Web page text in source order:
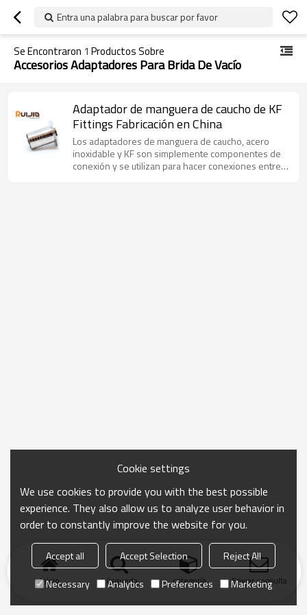
Entra una palabra para buscar por favor
Se Encontraron 1 Productos Sobre
Accesorios Adaptadores Para Brida De Vacío
Adaptador de manguera de caucho de KF
Fittings Fabricación en China
Los adaptadores de manguera de caucho, acero
inoxidable y KF son simplemente componentes de
conexión y se utilizan para hacer conexiones entre
Inicio búsqueda categoría Enviar consulta
Cookie settings
We use cookies to provide you with the best possible
experience. They also allow us to analyze user behavior in
order to constantly improve the website for you.
Accept all Accept Selection
Reject All
Necessary
Analytics Preferences Marketing